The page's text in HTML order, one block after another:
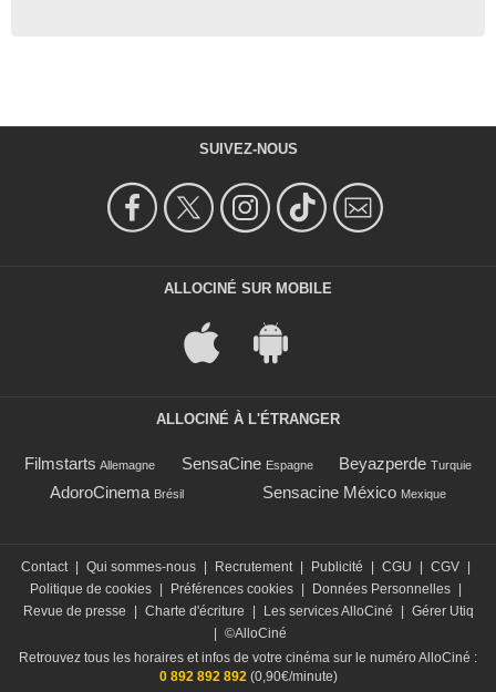
SUIVEZ-NOUS
ALLOCINÉ SUR MOBILE
ALLOCINÉ À L'ÉTRANGER
Filmstarts Allemagne SensaCine Espagne Beyazperde Turquie
AdoroCinema Brésil Sensacine México Mexique
Contact Qui sommes-nous Recrutement Publicité CGU CGV
Politique de cookies
Préférences cookies Données Personnelles
Revue de presse
Charte d'écriture Les services AlloCiné
Gérer Utiq
©AlloCiné
Retrouvez tous les horaires et infos de votre cinéma sur le numéro AlloCiné :
0 892 892 892(0,90€/minute)